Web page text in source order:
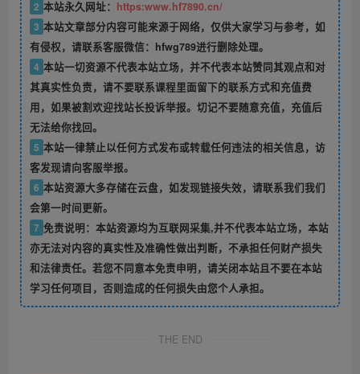
2 本站永久网址： https:www.hf7890.cn/
3 本站文章部分内容可能来源于网络，仅供大家学习与参考，如
有侵权，请联系客服微信：hfwg789进行删除处理。
4 本站一切资源不代表本站立场，并不代表本站赞同其观点和对
其真实性负责，请不要联系课程里面留下的联系方式和充值费
用，如果被割欢迎找站长投诉举报。切记不要随意充值，充值后
无法给你找回。
5 本站一律禁止以任何方式发布或转载任何违法的相关信息，访
客发现请向客服举报。
6 本站资源大多存储在云盘，如发现链接失效，请联系我们我们
会第一时间更新。
7 免责说明：本站资源均为互联网采集,并不代表本站立场，本站
亦无法对内容的真实性及准确性做出判断，不承担任何财产损失
和法律责任。若您不同意本免责申明，请关闭本站且不要在本站
学习任何项目，否则造成的任何损失由您个人承担。
THE END